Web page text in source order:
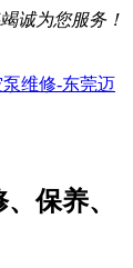
诚为您服务！
保养、